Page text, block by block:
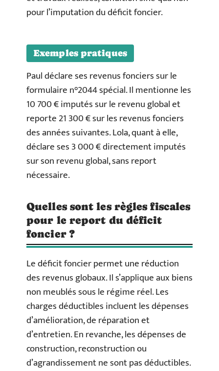
pour l’imputation du déficit foncier.
Exemples pratiques
Paul déclare ses revenus fonciers sur le
formulaire n°2044 spécial. Il mentionne les
10 700 € imputés sur le revenu global et
reporte 21 300 € sur les revenus fonciers
des années suivantes. Lola, quant à elle,
déclare ses 3 000 € directement imputés
sur son revenu global, sans report
nécessaire.
Quelles sont les règles fiscales
pour le report du déficit
foncier ?
Le déficit foncier permet une réduction
des revenus globaux. Il s’applique aux biens
non meublés sous le régime réel. Les
charges déductibles incluent les dépenses
d’amélioration, de réparation et
d’entretien. En revanche, les dépenses de
construction, reconstruction ou
d’agrandissement ne sont pas déductibles.